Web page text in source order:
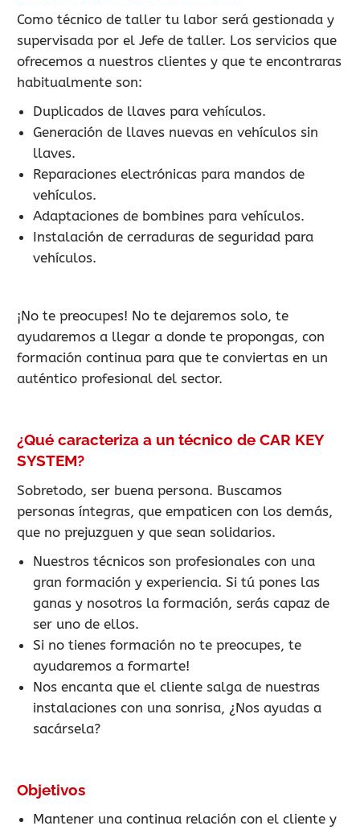
Como técnico de taller tu labor será gestionada y
supervisada por el Jefe de taller. Los servicios que
ofrecemos a nuestros clientes y que te encontraras
habitualmente son:
Duplicados de llaves para vehículos.
Generación de llaves nuevas en vehículos sin
llaves.
Reparaciones electrónicas para mandos de
vehículos.
Adaptaciones de bombines para vehículos.
Instalación de cerraduras de seguridad para
vehículos.
¡No te preocupes! No te dejaremos solo, te
ayudaremos a llegar a donde te propongas, con
formación continua para que te conviertas en un
auténtico profesional del sector.
¿Qué caracteriza a un técnico de CAR KEY
SYSTEM?
Sobretodo, ser buena persona. Buscamos
personas íntegras, que empaticen con los demás,
que no prejuzguen y que sean solidarios.
Nuestros técnicos son profesionales con una
gran formación y experiencia. Si tú pones las
ganas y nosotros la formación, serás capaz de
ser uno de ellos.
Si no tienes formación no te preocupes, te
ayudaremos a formarte!
Nos encanta que el cliente salga de nuestras
instalaciones con una sonrisa, ¿Nos ayudas a
sacársela?
Objetivos
Mantener una continua relación con el cliente y